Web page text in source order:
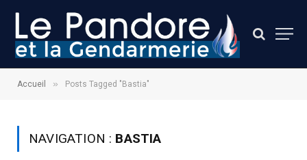
Accueil » Posts Tagged "Bastia"
NAVIGATION : BASTIA